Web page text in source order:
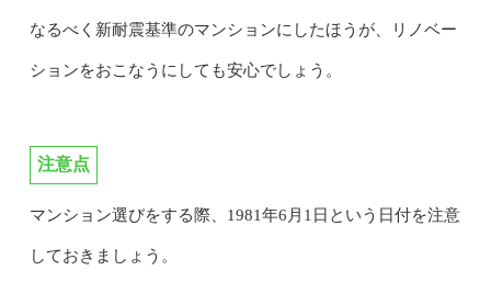
なるべく新耐震基準のマンションにしたほうが、リノベー
ションをおこなうにしても安心でしょう。
注意点
マンション選びをする際、1981年6月1日という日付を注意
しておきましょう。